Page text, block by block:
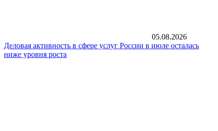
05.08.2026
Деловая активность в сфере услуг России в июле осталась
ниже уровня роста